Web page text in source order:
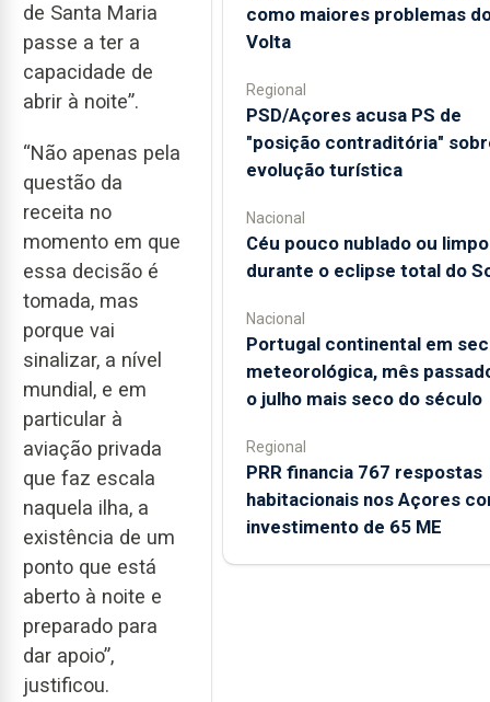
de Santa Maria
passe a ter a
capacidade de
abrir à noite”.
“Não apenas pela
questão da
receita no
momento em que
essa decisão é
tomada, mas
porque vai
sinalizar, a nível
mundial, e em
particular à
aviação privada
que faz escala
naquela ilha, a
existência de um
ponto que está
aberto à noite e
preparado para
dar apoio”,
justificou.
como maiores problemas
Volta
Regional
PSD/Açores acusa PS de
"posição contraditória"
evolução turística
Nacional
Céu pouco nublado ou limpo
durante o eclipse total do
Nacional
Portugal continental em
meteorológica, mês
o julho mais seco do século
Regional
PRR financia 767 respostas
habitacionais nos Açores
investimento de 65 ME